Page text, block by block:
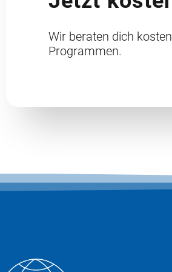
Wir beraten dich
Programmen.